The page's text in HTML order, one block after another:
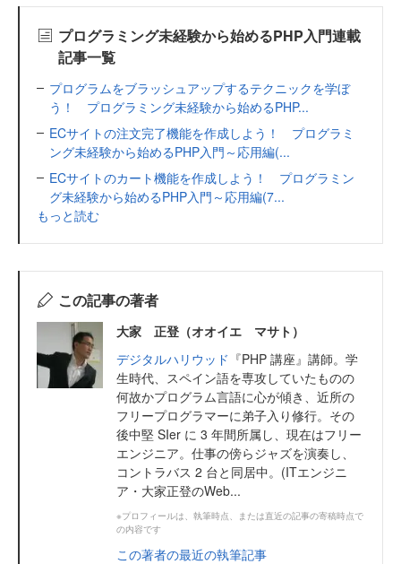
プログラミング未経験から始めるPHP入門連載
記事一覧
プログラムをブラッシュアップするテクニックを学ぼ
う！ プログラミング未経験から始めるPHP...
ECサイトの注文完了機能を作成しよう！ プログラミ
ング未経験から始めるPHP入門～応用編(...
ECサイトのカート機能を作成しよう！ プログラミン
グ未経験から始めるPHP入門～応用編(7...
もっと読む
この記事の著者
大家 正登（オオイエ マサト）
デジタルハリウッド 『PHP 講座』講師。学
生時代、スペイン語を専攻していたものの
何故かプログラム言語に心が傾き、近所の
フリープログラマーに弟子入り修行。その
後中堅 SIer に 3 年間所属し、現在はフリー
エンジニア。仕事の傍らジャズを演奏し、
コントラバス 2 台と同居中。(ITエンジニ
ア・大家正登のWeb...
※プロフィールは、執筆時点、または直近の記事の寄稿時点で
の内容です
この著者の最近の執筆記事